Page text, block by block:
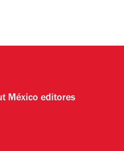
México editores